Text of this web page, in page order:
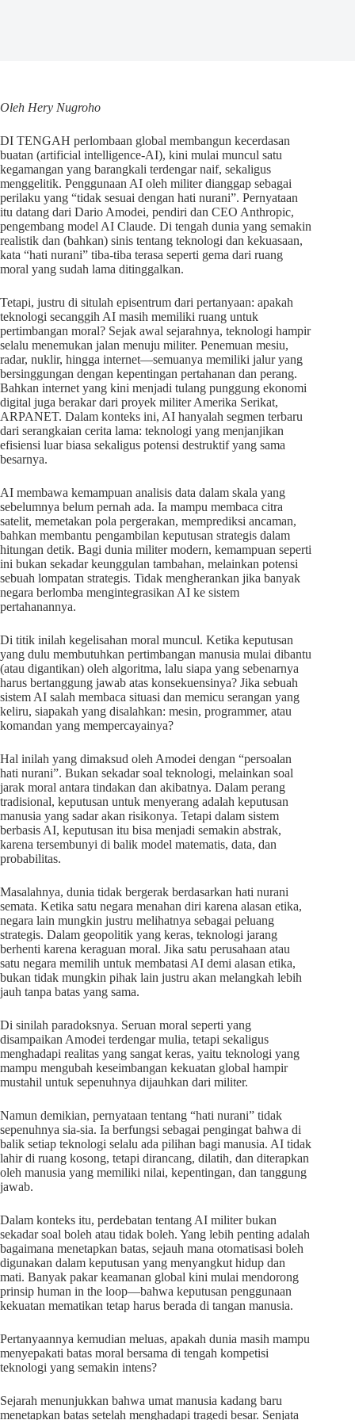
Oleh Hery Nugroho
DI TENGAH perlombaan global membangun kecerdasan
buatan (artificial intelligence-AI), kini mulai muncul satu
kegamangan yang barangkali terdengar naif, sekaligus
menggelitik. Penggunaan AI oleh militer dianggap sebagai
perilaku yang “tidak sesuai dengan hati nurani”. Pernyataan
itu datang dari Dario Amodei, pendiri dan CEO Anthropic,
pengembang model AI Claude. Di tengah dunia yang semakin
realistik dan (bahkan) sinis tentang teknologi dan kekuasaan,
kata “hati nurani” tiba-tiba terasa seperti gema dari ruang
moral yang sudah lama ditinggalkan.
Tetapi, justru di situlah episentrum dari pertanyaan: apakah
teknologi secanggih AI masih memiliki ruang untuk
pertimbangan moral? Sejak awal sejarahnya, teknologi hampir
selalu menemukan jalan menuju militer. Penemuan mesiu,
radar, nuklir, hingga internet—semuanya memiliki jalur yang
bersinggungan dengan kepentingan pertahanan dan perang.
Bahkan internet yang kini menjadi tulang punggung ekonomi
digital juga berakar dari proyek militer Amerika Serikat,
ARPANET. Dalam konteks ini, AI hanyalah segmen terbaru
dari serangkaian cerita lama: teknologi yang menjanjikan
efisiensi luar biasa sekaligus potensi destruktif yang sama
besarnya.
AI membawa kemampuan analisis data dalam skala yang
sebelumnya belum pernah ada. Ia mampu membaca citra
satelit, memetakan pola pergerakan, memprediksi ancaman,
bahkan membantu pengambilan keputusan strategis dalam
hitungan detik. Bagi dunia militer modern, kemampuan seperti
ini bukan sekadar keunggulan tambahan, melainkan potensi
sebuah lompatan strategis. Tidak mengherankan jika banyak
negara berlomba mengintegrasikan AI ke sistem
pertahanannya.
Di titik inilah kegelisahan moral muncul. Ketika keputusan
yang dulu membutuhkan pertimbangan manusia mulai dibantu
(atau digantikan) oleh algoritma, lalu siapa yang sebenarnya
harus bertanggung jawab atas konsekuensinya? Jika sebuah
sistem AI salah membaca situasi dan memicu serangan yang
keliru, siapakah yang disalahkan: mesin, programmer, atau
komandan yang mempercayainya?
Hal inilah yang dimaksud oleh Amodei dengan “persoalan
hati nurani”. Bukan sekadar soal teknologi, melainkan soal
jarak moral antara tindakan dan akibatnya. Dalam perang
tradisional, keputusan untuk menyerang adalah keputusan
manusia yang sadar akan risikonya. Tetapi dalam sistem
berbasis AI, keputusan itu bisa menjadi semakin abstrak,
karena tersembunyi di balik model matematis, data, dan
probabilitas.
Masalahnya, dunia tidak bergerak berdasarkan hati nurani
semata. Ketika satu negara menahan diri karena alasan etika,
negara lain mungkin justru melihatnya sebagai peluang
strategis. Dalam geopolitik yang keras, teknologi jarang
berhenti karena keraguan moral. Jika satu perusahaan atau
satu negara memilih untuk membatasi AI demi alasan etika,
bukan tidak mungkin pihak lain justru akan melangkah lebih
jauh tanpa batas yang sama.
Di sinilah paradoksnya. Seruan moral seperti yang
disampaikan Amodei terdengar mulia, tetapi sekaligus
menghadapi realitas yang sangat keras, yaitu teknologi yang
mampu mengubah keseimbangan kekuatan global hampir
mustahil untuk sepenuhnya dijauhkan dari militer.
Namun demikian, pernyataan tentang “hati nurani” tidak
sepenuhnya sia-sia. Ia berfungsi sebagai pengingat bahwa di
balik setiap teknologi selalu ada pilihan bagi manusia. AI tidak
lahir di ruang kosong, tetapi dirancang, dilatih, dan diterapkan
oleh manusia yang memiliki nilai, kepentingan, dan tanggung
jawab.
Dalam konteks itu, perdebatan tentang AI militer bukan
sekadar soal boleh atau tidak boleh. Yang lebih penting adalah
bagaimana menetapkan batas, sejauh mana otomatisasi boleh
digunakan dalam keputusan yang menyangkut hidup dan
mati. Banyak pakar keamanan global kini mulai mendorong
prinsip human in the loop—bahwa keputusan penggunaan
kekuatan mematikan tetap harus berada di tangan manusia.
Pertanyaannya kemudian meluas, apakah dunia masih mampu
menyepakati batas moral bersama di tengah kompetisi
teknologi yang semakin intens?
Sejarah menunjukkan bahwa umat manusia kadang baru
menetapkan batas setelah menghadapi tragedi besar. Senjata